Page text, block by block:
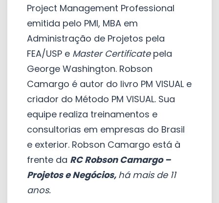
Project Management Professional
emitida pelo PMI, MBA em
Administração de Projetos pela
FEA/USP e Master Certificatepela
George Washington. Robson
Camargo é autor do livro PM VISUAL e
criador do Método PM VISUAL. Sua
equipe realiza treinamentos e
consultorias em empresas do Brasil
e exterior. Robson Camargo está à
frente da RC Robson Camargo –
Projetos e Negócios, há mais de 11
anos.